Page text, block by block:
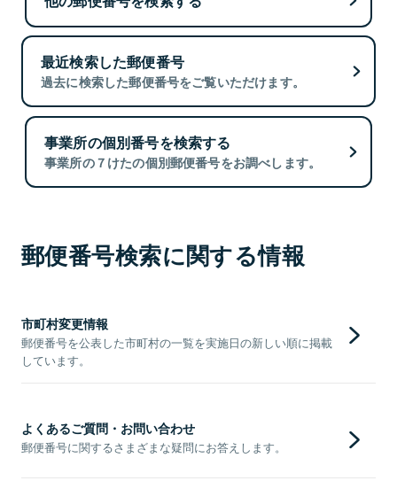
最近検索した郵便番号
過去に検索した郵便番号をご覧いただけます。
事業所の個別番号を検索する
事業所の７けたの個別郵便番号をお調べします。
郵便番号検索に関する情報
市町村変更情報
郵便番号を公表した市町村の一覧を実施日の新しい順に掲載
しています。
よくあるご質問・お問い合わせ
郵便番号に関するさまざまな疑問にお答えします。